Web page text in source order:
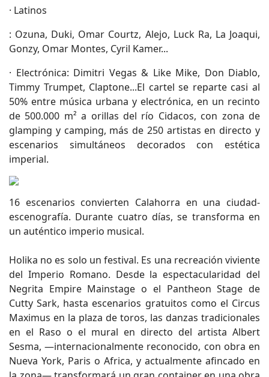
· Latinos
: Ozuna, Duki, Omar Courtz, Alejo, Luck Ra, La Joaqui,
Gonzy, Omar Montes, Cyril Kamer...
· Electrónica: Dimitri Vegas & Like Mike, Don Diablo,
Timmy Trumpet, Claptone...El cartel se reparte casi al
50% entre música urbana y electrónica, en un recinto
de 500.000 m² a orillas del río Cidacos, con zona de
glamping y camping, más de 250 artistas en directo y
escenarios simultáneos decorados con estética
imperial.
16 escenarios convierten Calahorra en una ciudad-
escenografía. Durante cuatro días, se transforma en
un auténtico imperio musical.
Holika no es solo un festival. Es una recreación viviente
del Imperio Romano. Desde la espectacularidad del
Negrita Empire Mainstage o el Pantheon Stage de
Cutty Sark, hasta escenarios gratuitos como el Circus
Maximus en la plaza de toros, las danzas tradicionales
en el Raso o el mural en directo del artista Albert
Sesma, —internacionalmente reconocido, con obra en
Nueva York, Paris o Africa, y actualmente afincado en